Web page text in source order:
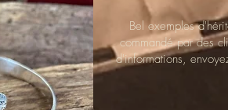
Bel exemples
commandé par des
d'informations,